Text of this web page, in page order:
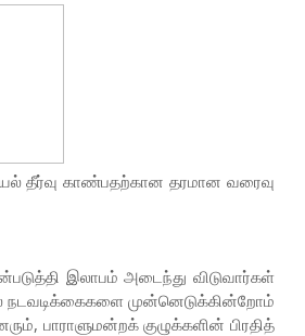
தீர்வு காண்­ப­தற்­கான தர­மான வரைவு
இலாபம் அடைந்து விடு­வார்கள்
நட­வ­டிக்­கை­களை முன்­னெ­டுக்­கின்றோம்
பாரா­ளு­மன்றக் குழுக்­களின் பிரதித்